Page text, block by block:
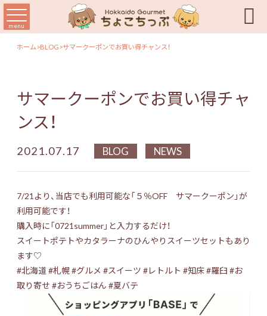
menu 
ホーム>BLOG>サマークーポンでお買い得チャンス！
サマークーポンでお買い得チャ
ンス！
2021.07.17 BLOG NEWS
7/21より、当店でも利用可能な「５％OFF サマークーポン」が
利用可能です！
購入時に「0721summer」と入力するだけ！
スイートポテトやカタラーナのひんやりスイーツセットもあり
ます♡
#北海道#札幌#グルメ #スイーツ #レトルト #知床#羅臼 #お
取り寄せ #おうちごはん #夏バテ